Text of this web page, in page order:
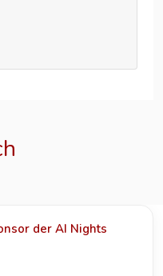
der AI Nights